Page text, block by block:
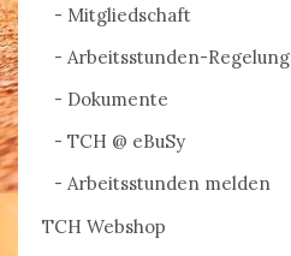
Mitgliedschaft
Arbeitsstunden-Regelung
Dokumente
TCH @ eBuSy
Arbeitsstunden melden
TCH Webshop